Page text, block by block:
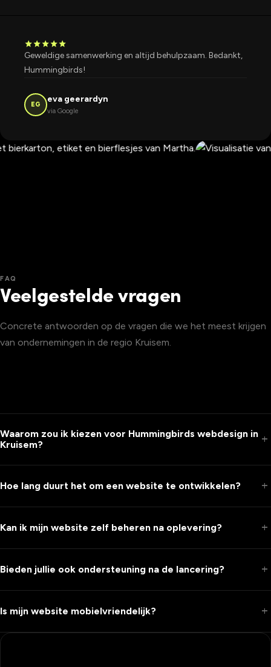
starstarstarstarstar
Geweldige samenwerking en altijd behulpzaam. Bedankt,
Hummingbirds!
EG
eva geerardyn
via Google
FAQ
Veelgestelde vragen
Concrete antwoorden op de vragen die we het meest krijgen
van ondernemingen in de regio Kruisem.
Waarom zou ik kiezen voor Hummingbirds webdesign in
Kruisem?
add
Hoe lang duurt het om een website te ontwikkelen? add
Kan ik mijn website zelf beheren na oplevering? add
Bieden jullie ook ondersteuning na de lancering? add
Is mijn website mobielvriendelijk? add